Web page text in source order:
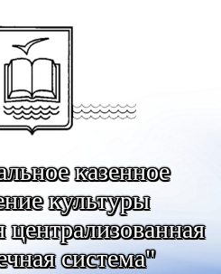
казенное
культуры
централизованная
система"